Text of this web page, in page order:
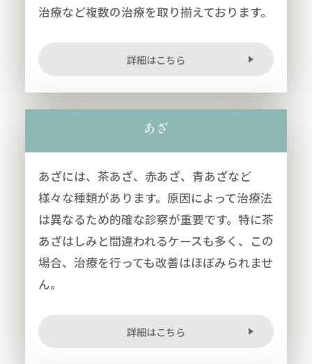
治療など複数の治療を取り揃えております。
詳細はこちら
あざ
あざには、茶あざ、赤あざ、青あざなど
様々な種類があります。原因によって治療法
は異なるため的確な診察が重要です。特に茶
あざはしみと間違われるケースも多く、この
場合、治療を行っても改善はほぼみられませ
ん。
詳細はこちら